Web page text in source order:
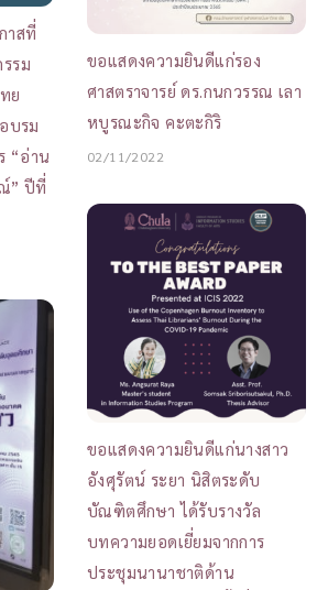
าสที่
รม
ย
บรม
“อ่าน
” ปีที่
ขอแสดงความยินดีแก่รอง
ศาสตราจารย์ ดร.กนกวรรณ เลา
หบูรณะกิจ คะตะกิริ
02/11/2022
ขอแสดงความยินดีแก่นางสาว
อังศุรัตน์ ระยา นิสิตระดับ
บัณฑิตศึกษา ได้รับรางวัล
บทความยอดเยี่ยมจากการ
ประชุมนานาชาติด้าน